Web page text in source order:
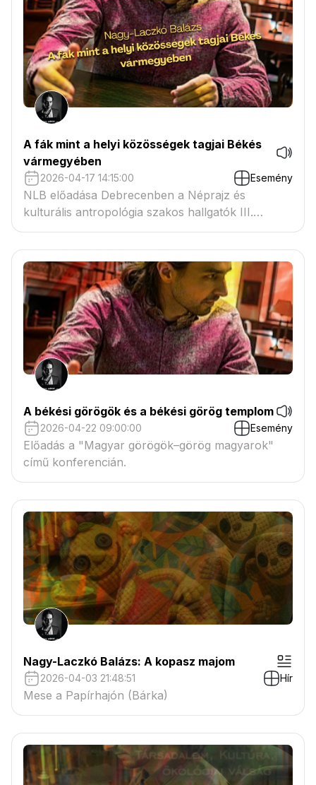
A fák mint a helyi közösségek tagjai Békés
vármegyében
2026-04-17 14:15:00 Esemény
NLB előadása Debrecenben a Néprajz és
kulturális antropológia szakos hallgatók III.
konferenciáján.
A békési görögök és a békési görög templom
2026-04-22 09:00:00 Esemény
Előadás a "Magyar görögök–görög magyarok"
című konferencián.
Nagy-Laczkó Balázs: A kopasz majom
2026-04-03 21:48:51 Hír
Mese a Papírhajón (Bárka)